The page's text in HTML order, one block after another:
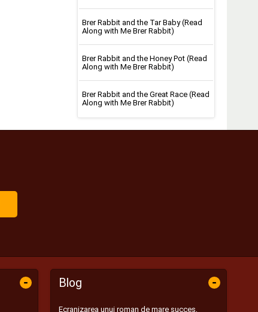
Brer Rabbit and the Tar Baby (Read
Along with Me Brer Rabbit)
Brer Rabbit and the Honey Pot (Read
Along with Me Brer Rabbit)
Brer Rabbit and the Great Race (Read
Along with Me Brer Rabbit)
- Blog -
Ecranizarea unui roman de mare succes,